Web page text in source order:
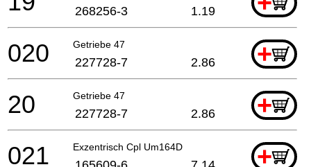
268256-3 1.19
Getriebe 47 +
020 227728-7 2.86
Getriebe 47 +
20 227728-7 2.86
Exzentrisch Cpl Um164D +
021